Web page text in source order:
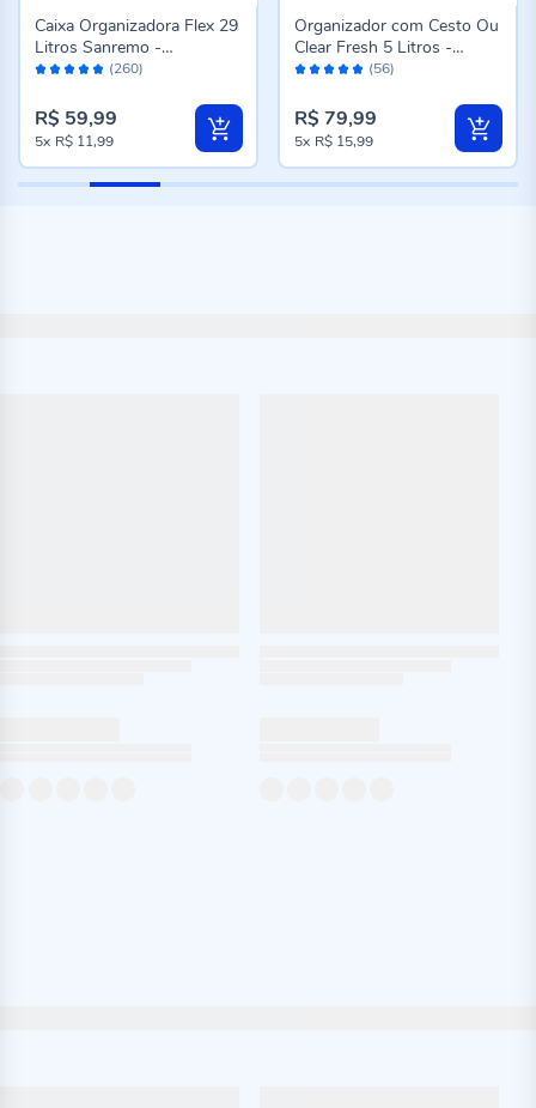
Avaliação: (260)
Caixa Organizadora Flex 29
Litros Sanremo -
Transparente
R$ 59,99
5x R$ 11,99
Avaliação: (56)
Organizador com Cesto Ou
Clear Fresh 5 Litros -
Transparente e Branco
R$ 79,99
5x R$ 15,99